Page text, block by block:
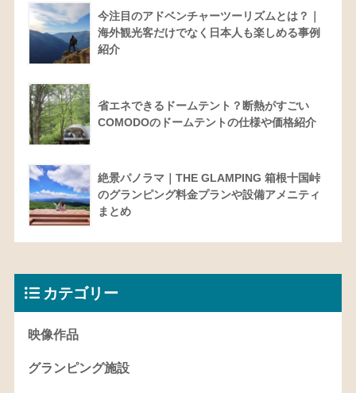
今注目のアドベンチャーツーリズムとは？｜
海外観光客だけでなく日本人も楽しめる事例
紹介
省エネできるドームテント？断熱がすごい
COMODOのドームテントの仕様や価格紹介
絶景パノラマ｜THE GLAMPING 箱根十国峠
のグランピング料金プランや設備アメニティ
まとめ
カテゴリー
映像作品
グランピング施設